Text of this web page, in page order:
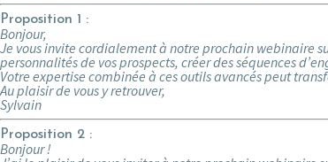
Proposition 1 :
Bonjour,
Je vous invite cordialement à notre prochain webinaire
personnalités de vos prospects, créer des séquences
Votre expertise combinée à ces outils avancés peut
Au plaisir de vous y retrouver,
Sylvain
Proposition 2 :
Bonjour !